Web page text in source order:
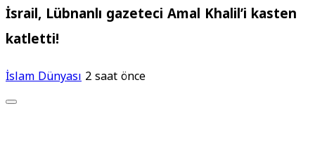
İsrail, Lübnanlı gazeteci Amal Khalil’i kasten
katletti!
İslam Dünyası2 saat önce